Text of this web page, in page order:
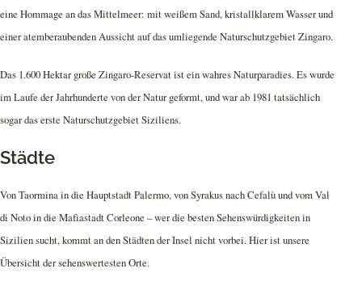
eine Hommage an das Mittelmeer: mit weißem Sand, kristallklarem Wasser und
einer atemberaubenden Aussicht auf das umliegende Naturschutzgebiet Zingaro.
Das 1.600 Hektar große Zingaro-Reservat ist ein wahres Naturparadies. Es wurde
im Laufe der Jahrhunderte von der Natur geformt, und war ab 1981 tatsächlich
sogar das erste Naturschutzgebiet Siziliens.
Städte
Von Taormina in die Hauptstadt Palermo, von Syrakus nach Cefalù und vom Val
di Noto in die Mafiastadt Corleone – wer die besten Sehenswürdigkeiten in
Sizilien sucht, kommt an den Städten der Insel nicht vorbei. Hier ist unsere
Übersicht der sehenswertesten Orte.